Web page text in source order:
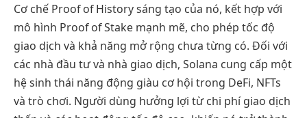
Cơ chế Proof of History sáng tạo của nó, kết hợp với
mô hình Proof of Stake mạnh mẽ, cho phép tốc độ
giao dịch và khả năng mở rộng chưa từng có. Đối với
các nhà đầu tư và nhà giao dịch, Solana cung cấp một
hệ sinh thái năng động giàu cơ hội trong DeFi, NFTs
và trò chơi. Người dùng hưởng lợi từ chi phí giao dịch